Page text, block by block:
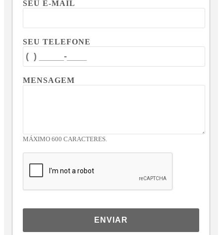
SEU E-MAIL
SEU TELEFONE
MENSAGEM
MÁXIMO 600 CARACTERES.
ENVIAR